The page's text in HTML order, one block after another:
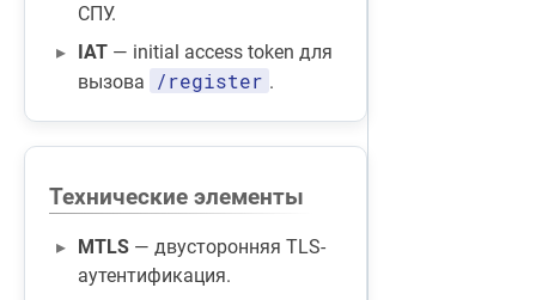
СПУ.
IAT — initial access token для
вызова
/register .
Технические элементы
MTLS — двусторонняя TLS-
аутентификация.